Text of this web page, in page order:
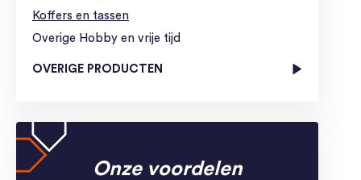
Koffers en tassen
Overige Hobby en vrije tijd
OVERIGE PRODUCTEN
Onze voordelen